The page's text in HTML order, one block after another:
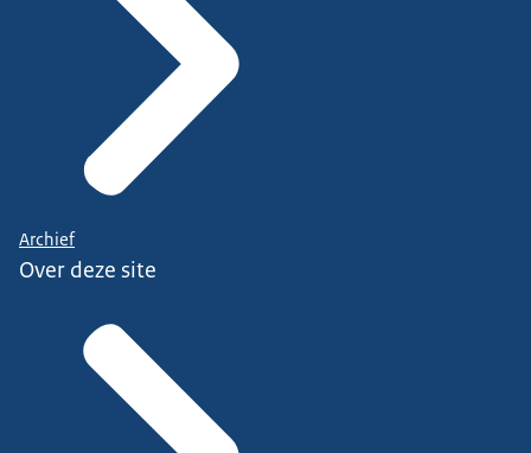
Archief
Over deze site